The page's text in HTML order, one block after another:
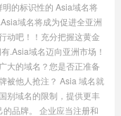
的标识性的 Asia域名将
域名将成为促进全亚洲
动吧！！充分把握这黄金
.Asia域名迈向亚洲市场！
大的域名？您是否正准备
被他人抢注？ Asia 域名就
别域名的限制，提供更丰
品牌。 企业应当注册和